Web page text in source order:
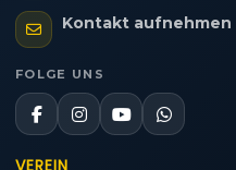
Kontakt aufnehmen
FOLGE UNS